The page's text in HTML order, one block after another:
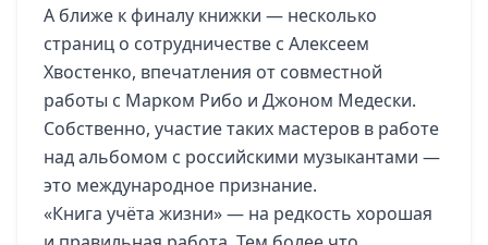
А ближе к финалу книжки — несколько
страниц о сотрудничестве с Алексеем
Хвостенко, впечатления от совместной
работы с Марком Рибо и Джоном Медески.
Собственно, участие таких мастеров в работе
над альбомом с российскими музыкантами —
это международное признание.
«Книга учёта жизни» — на редкость хорошая